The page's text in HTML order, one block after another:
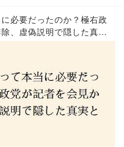
に必要だったのか？極右政
、虚偽説明で隠した真実